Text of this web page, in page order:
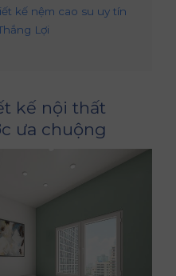
kế nệm cao su uy tín
Lợi
kế nội thất
ưa chuộng